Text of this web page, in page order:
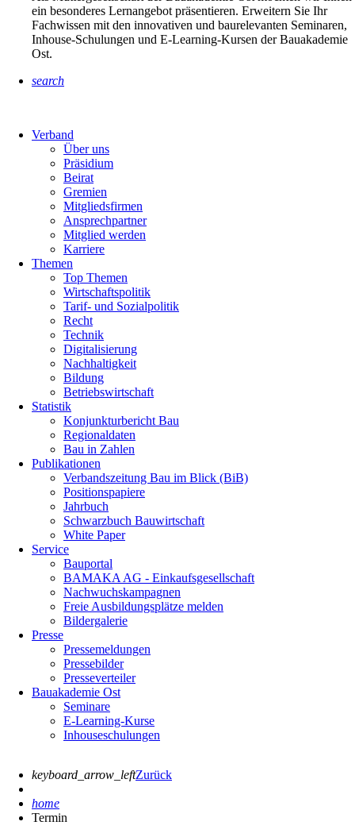
ein besonderes Lernangebot präsentieren. Erweitern Sie Ihr
Fachwissen mit den innovativen und baurelevanten Seminaren,
Inhouse-Schulungen und E-Learning-Kursen der Bauakademie
Ost.
search
Verband
Über uns
Präsidium
Beirat
Gremien
Mitgliedsfirmen
Ansprechpartner
Mitglied werden
Karriere
Themen
Top Themen
Wirtschaftspolitik
Tarif- und Sozialpolitik
Recht
Technik
Digitalisierung
Nachhaltigkeit
Bildung
Betriebswirtschaft
Statistik
Konjunkturbericht Bau
Regionaldaten
Bau in Zahlen
Publikationen
Verbandszeitung Bau im Blick (BiB)
Positionspapiere
Jahrbuch
Schwarzbuch Bauwirtschaft
White Paper
Service
Bauportal
BAMAKA AG - Einkaufsgesellschaft
Nachwuchskampagnen
Freie Ausbildungsplätze melden
Bildergalerie
Presse
Pressemeldungen
Pressebilder
Presseverteiler
Bauakademie Ost
Seminare
E-Learning-Kurse
Inhouseschulungen
keyboard_arrow_leftZurück
home
Termin